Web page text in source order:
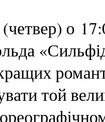
о
той